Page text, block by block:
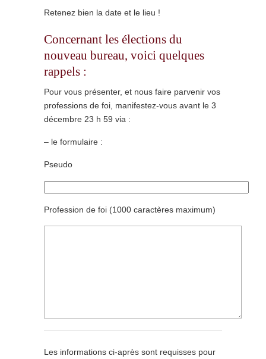
Retenez bien la date et le lieu !
Concernant les élections du
nouveau bureau, voici quelques
rappels :
Pour vous présenter, et nous faire parvenir vos
professions de foi, manifestez-vous avant le 3
décembre 23 h 59 via :
– le formulaire :
Pseudo
Profession de foi (1000 caractères maximum)
Les informations ci-après sont requisses pour